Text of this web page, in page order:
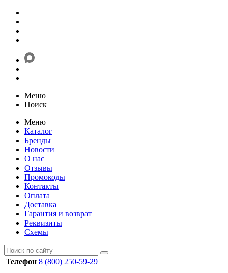
Меню
Поиск
Меню
Каталог
Бренды
Новости
О нас
Отзывы
Промокоды
Контакты
Оплата
Доставка
Гарантия и возврат
Реквизиты
Схемы
Телефон 8 (800) 250-59-29